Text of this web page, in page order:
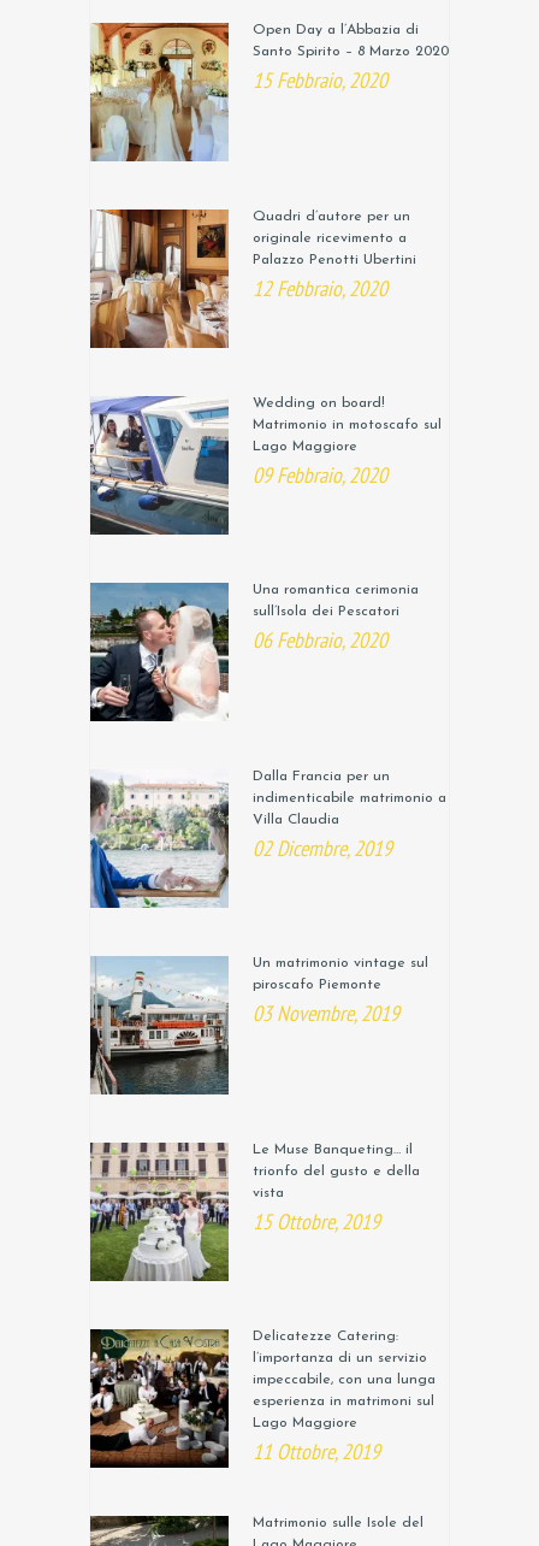
Open Day a l’Abbazia di
Santo Spirito – 8 Marzo 2020
15 Febbraio, 2020
Quadri d’autore per un
originale ricevimento a
Palazzo Penotti Ubertini
12 Febbraio, 2020
Wedding on board!
Matrimonio in motoscafo sul
Lago Maggiore
09 Febbraio, 2020
Una romantica cerimonia
sull’Isola dei Pescatori
06 Febbraio, 2020
Dalla Francia per un
indimenticabile matrimonio a
Villa Claudia
02 Dicembre, 2019
Un matrimonio vintage sul
piroscafo Piemonte
03 Novembre, 2019
Le Muse Banqueting… il
trionfo del gusto e della
vista
15 Ottobre, 2019
Delicatezze Catering:
l’importanza di un servizio
impeccabile, con una lunga
esperienza in matrimoni sul
Lago Maggiore
11 Ottobre, 2019
Matrimonio sulle Isole del